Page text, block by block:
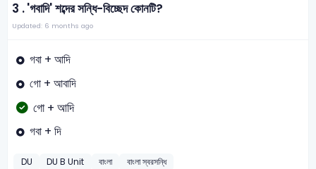
3 .'গবাদি' শব্দের সন্ধি-বিচ্ছেদ কোনটি?
Updated: 6 months ago
গবা + আদি
গো + আবাদি
গো + আদি
গবা + দি
DU DU B Unit বাংলা বাংলা স্বরসন্ধি